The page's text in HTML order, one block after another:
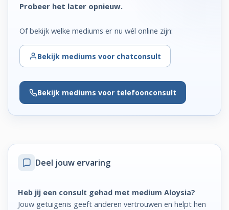
Probeer het later opnieuw.
Of bekijk welke mediums er nu wél online zijn:
Bekijk mediums voor chatconsult
Bekijk mediums voor telefoonconsult
Deel jouw ervaring
Heb jij een consult gehad met medium Aloysia?
Jouw getuigenis geeft anderen vertrouwen en helpt hen